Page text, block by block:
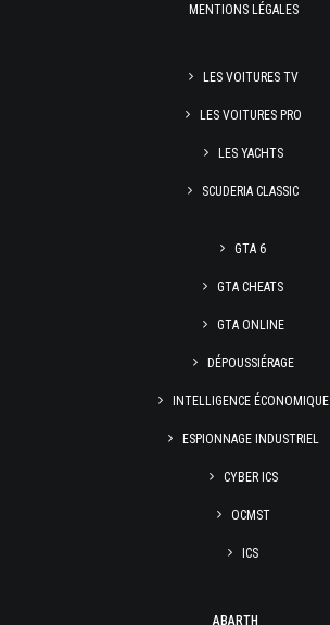
MENTIONS LÉGALES
LES VOITURES TV
LES VOITURES PRO
LES YACHTS
SCUDERIA CLASSIC
GTA 6
GTA CHEATS
GTA ONLINE
DÉPOUSSIÉRAGE
INTELLIGENCE ÉCONOMIQUE
ESPIONNAGE INDUSTRIEL
CYBER ICS
OCMST
ICS
ABARTH